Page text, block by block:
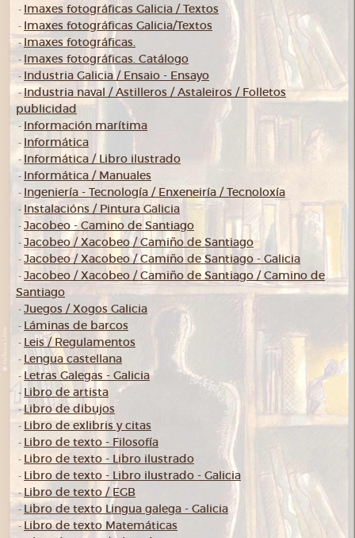
- Imaxes fotográficas Galicia / Textos
- Imaxes fotográficas Galicia/Textos
- Imaxes fotográficas.
- Imaxes fotográficas. Catálogo
- Industria Galicia / Ensaio - Ensayo
-Industria naval / Astilleros / Astaleiros / Folletos
publicidad
- Información marítima
- Informática
- Informática / Libro ilustrado
- Informática / Manuales
- Ingeniería - Tecnología / Enxeneiría / Tecnoloxía
- Instalacións / Pintura Galicia
- Jacobeo - Camino de Santiago
- Jacobeo / Xacobeo / Camiño de Santiago
- Jacobeo / Xacobeo / Camiño de Santiago - Galicia
- Jacobeo / Xacobeo / Camiño de Santiago / Camino de
Santiago
- Juegos / Xogos Galicia
- Láminas de barcos
- Leis / Regulamentos
- Lengua castellana
- Letras Galegas - Galicia
- Libro de artista
-Libro de dibujos
- Libro de exlibris y citas
- Libro de texto - Filosofía
- Libro de texto - Libro ilustrado
- Libro de texto - Libro ilustrado - Galicia
-Libro de texto / EGB
- Libro de texto Lingua galega - Galicia
-Libro de texto Matemáticas